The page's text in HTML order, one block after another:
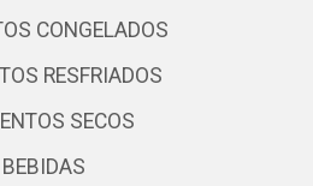
CONGELADOS
RESFRIADOS
SECOS
BEBIDAS